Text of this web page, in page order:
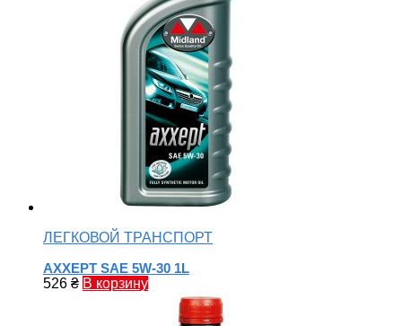
ЛЕГКОВОЙ ТРАНСПОРТ
AXXEPT SAE 5W-30 1L
526 ₴ В корзину